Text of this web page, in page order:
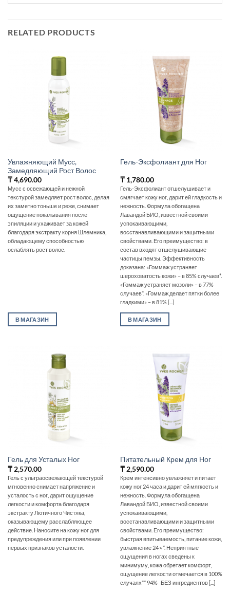
RELATED PRODUCTS
Увлажняющий Мусс,
Замедляющий Рост Волос
₸4,690.00
Мусс с освежающей и нежной
текстурой замедляет рост волос, делая
их заметно тоньше и реже, снимает
ощущение покалывания после
эпиляции и ухаживает за кожей
благодаря экстракту корня Шлемника,
обладающему способностью
ослаблять рост волос.
В МАГАЗИН
Гель-Эксфолиант для Ног
₸1,780.00
Гель-Эксфолиант отшелушивает и
смягчает кожу ног, дарит ей гладкость и
нежность. Формула обогащена
Лавандой БИО, известной своими
успокаивающими,
восстанавливающими и защитными
свойствами. Его преимущество: в
состав входят отшелушивающие
частицы пемзы. Эффективность
доказана: «Гоммаж устраняет
шероховатость кожи» – в 85% случаев*.
«Гоммаж устраняет мозоли» – в 77%
случаев*. «Гоммаж делает пятки более
гладкими» – в 81% [...]
В МАГАЗИН
Гель для Усталых Ног
₸2,570.00
Гель с ультраосвежающей текстурой
мгновенно снимает напряжение и
усталость с ног, дарит ощущение
легкости и комфорта благодаря
экстракту Лютичного Чистяка,
оказывающему расслабляющее
действие. Наносите на кожу ног для
предупреждения или при появлении
первых признаков усталости.
Питательный Крем для Ног
₸2,590.00
Крем интенсивно увлажняет и питает
кожу ног 24 часа и дарит ей мягкость и
нежность. Формула обогащена
Лавандой БИО, известной своими
успокаивающими,
восстанавливающими и защитными
свойствами. Его преимущество:
быстрая впитываемость, питание кожи,
увлажнение 24 ч*. Неприятные
ощущения в ногах сведены к
минимуму, кожа обретает комфорт,
ощущение легкости отмечается в 100%
случаях** 94% БЕЗ ингредиентов [...]